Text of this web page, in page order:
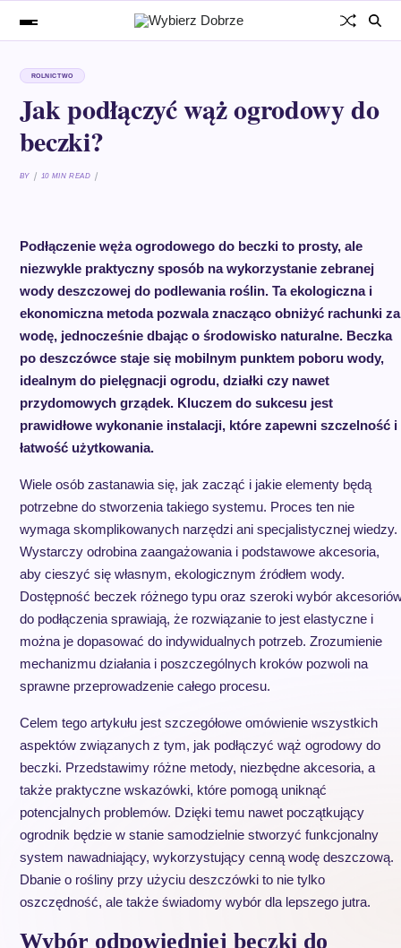
ROLNICTWO
Jak podłączyć wąż ogrodowy do
beczki?
BY 10 MIN READ
Podłączenie węża ogrodowego do beczki to prosty, ale
niezwykle praktyczny sposób na wykorzystanie zebranej
wody deszczowej do podlewania roślin. Ta ekologiczna i
ekonomiczna metoda pozwala znacząco obniżyć rachunki za
wodę, jednocześnie dbając o środowisko naturalne. Beczka
po deszczówce staje się mobilnym punktem poboru wody,
idealnym do pielęgnacji ogrodu, działki czy nawet
przydomowych grządek. Kluczem do sukcesu jest
prawidłowe wykonanie instalacji, które zapewni szczelność i
łatwość użytkowania.
Wiele osób zastanawia się, jak zacząć i jakie elementy będą
potrzebne do stworzenia takiego systemu. Proces ten nie
wymaga skomplikowanych narzędzi ani specjalistycznej wiedzy.
Wystarczy odrobina zaangażowania i podstawowe akcesoria,
aby cieszyć się własnym, ekologicznym źródłem wody.
Dostępność beczek różnego typu oraz szeroki wybór
do podłączenia sprawiają, że rozwiązanie to jest elastyczne i
można je dopasować do indywidualnych potrzeb. Zrozumienie
mechanizmu działania i poszczególnych kroków pozwoli na
sprawne przeprowadzenie całego procesu.
Celem tego artykułu jest szczegółowe omówienie wszystkich
aspektów związanych z tym, jak podłączyć wąż ogrodowy do
beczki. Przedstawimy różne metody, niezbędne akcesoria, a
także praktyczne wskazówki, które pomogą uniknąć
potencjalnych problemów. Dzięki temu nawet początkujący
ogrodnik będzie w stanie samodzielnie stworzyć funkcjonalny
system nawadniający, wykorzystujący cenną wodę deszczową.
Dbanie o rośliny przy użyciu deszczówki to nie tylko
oszczędność, ale także świadomy wybór dla lepszego jutra.
Wybór odpowiedniej beczki do